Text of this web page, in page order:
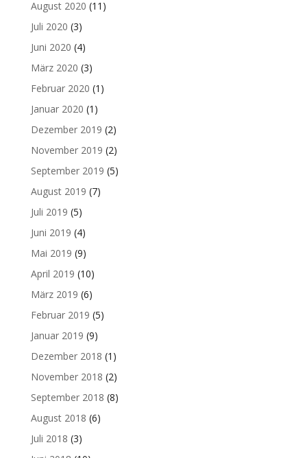
August 2020 (11)
Juli 2020 (3)
Juni 2020 (4)
März 2020 (3)
Februar 2020 (1)
Januar 2020 (1)
Dezember 2019 (2)
November 2019 (2)
September 2019 (5)
August 2019 (7)
Juli 2019 (5)
Juni 2019 (4)
Mai 2019 (9)
April 2019 (10)
März 2019 (6)
Februar 2019 (5)
Januar 2019 (9)
Dezember 2018 (1)
November 2018 (2)
September 2018 (8)
August 2018 (6)
Juli 2018 (3)